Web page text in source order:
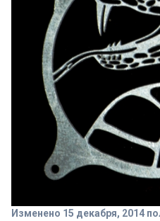
Изменено 15 декабря, 2014